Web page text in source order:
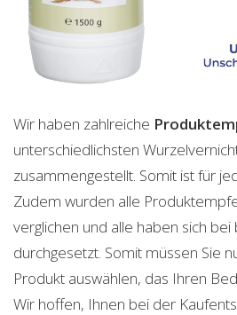
Wir haben zahlreiche
unterschiedlichsten
zusammengestellt. Somit ist für
Zudem wurden alle
verglichen und alle haben sich
durchgesetzt. Somit müssen Sie
Produkt auswählen, das Ihren
Wir hoffen, Ihnen bei der